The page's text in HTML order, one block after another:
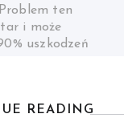
matowa
zaczyna
READING